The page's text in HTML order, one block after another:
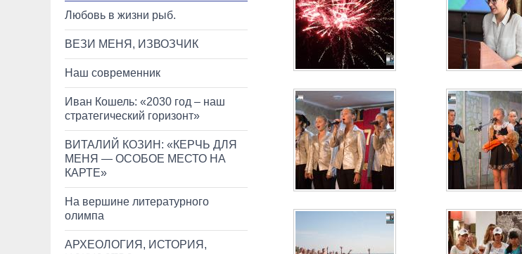
Любовь в жизни рыб.
ВЕЗИ МЕНЯ, ИЗВОЗЧИК
Наш современник
Иван Кошель: «2030 год – наш
стратегический горизонт»
ВИТАЛИЙ КОЗИН: «КЕРЧЬ ДЛЯ
МЕНЯ — ОСОБОЕ МЕСТО НА
КАРТЕ»
На вершине литературного
олимпа
АРХЕОЛОГИЯ, ИСТОРИЯ,